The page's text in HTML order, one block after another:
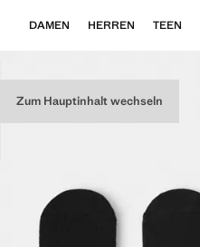
Zum Hauptinhalt wechseln
DAMEN HERREN TEEN